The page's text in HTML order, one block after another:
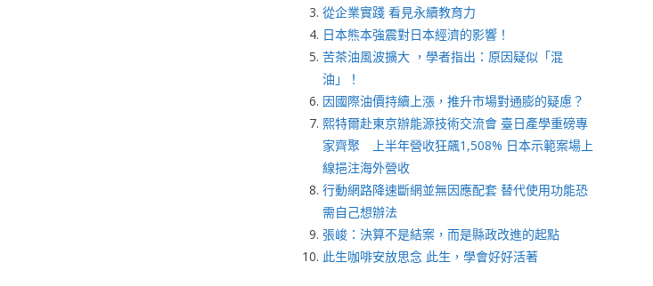
從企業實踐 看見永續教育力
日本熊本強震對日本經濟的影響！
苦茶油風波擴大 ，學者指出：原因疑似「混
油」！
因國際油價持續上漲，推升市場對通膨的疑慮？
熙特爾赴東京辦能源技術交流會 臺日產學重磅專
家齊聚 上半年營收狂飆1,508% 日本示範案場上
線挹注海外營收
行動網路降速斷網並無因應配套 替代使用功能恐
需自己想辦法
張峻：決算不是結案，而是縣政改進的起點
此生咖啡安放思念 此生，學會好好活著